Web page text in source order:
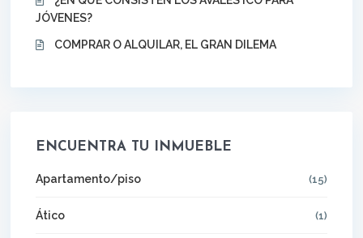
JÓVENES?
COMPRAR O ALQUILAR, EL GRAN DILEMA
ENCUENTRA TU INMUEBLE
Apartamento/piso (15)
Ático (1)